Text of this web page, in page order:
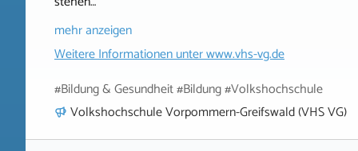
mehr anzeigen
Weitere Informationen unterwww.vhs-vg.de
#Bildung & Gesundheit #Bildung #Volkshochschule
Volkshochschule Vorpommern-Greifswald (VHS VG)